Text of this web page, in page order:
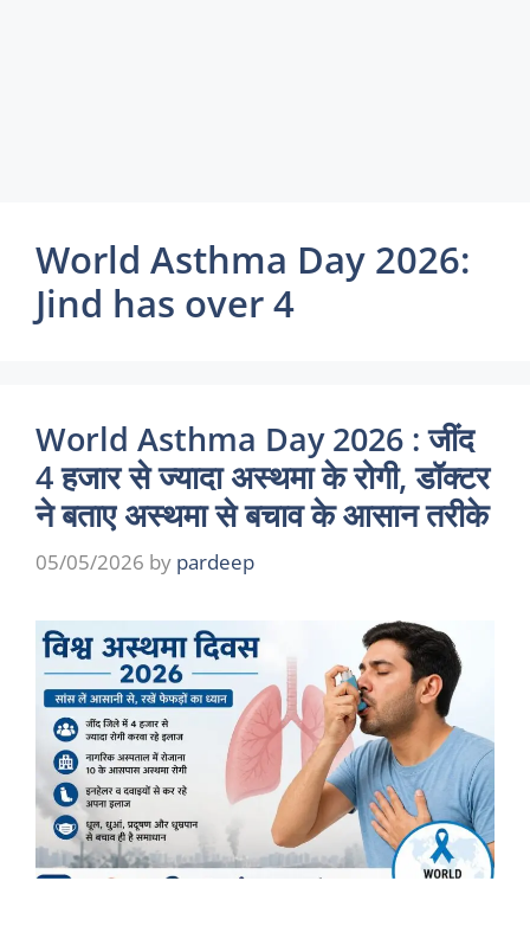
World Asthma Day 2026:
Jind has over 4
World Asthma Day 2026 : जींद
4 हजार से ज्यादा अस्थमा के रोगी, डॉक्टर
ने बताए अस्थमा से बचाव के आसान तरीके
05/05/2026 by pardeep